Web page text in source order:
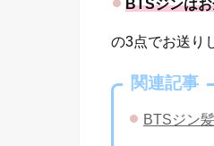
BTSジンは
の3点でお送り
関連記事
BTSジン